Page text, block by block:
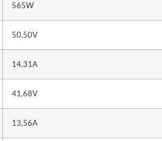
565W
50,50V
14,31A
41,68V
13,56A